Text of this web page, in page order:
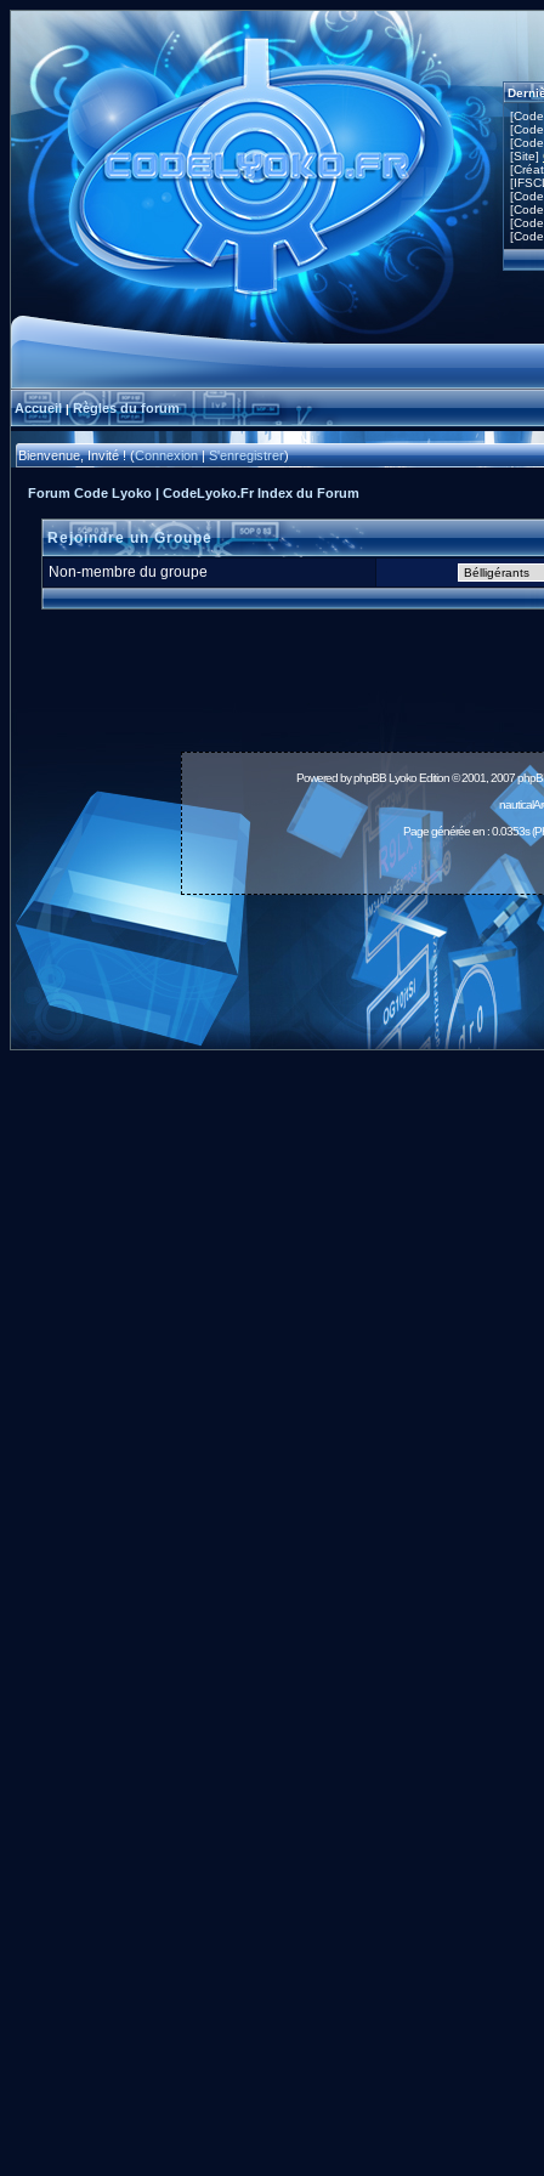
[Site]
Accueil|Règles du forum
Bienvenue, Invité ! (Connexion|S'enregistrer)
Forum Code Lyoko | CodeLyoko.Fr Index du Forum
Rejoindre un Groupe
Non-membre du groupe
Powered byphpBBLyoko Edition © 2001, 2007
Page générée en : 0.0353s